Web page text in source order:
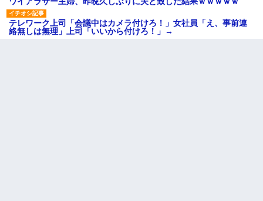
テレワーク上司「会議中はカメラ付けろ！」女社員「え、事前連
絡無しは無理」上司「いいから付けろ！」→